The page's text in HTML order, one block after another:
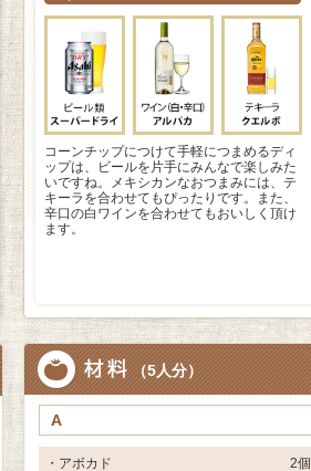
コーンチップにつけて手軽につまめるディ
ップは、ビールを片手にみんなで楽しみた
いですね。メキシカンなおつまみには、テ
キーラを合わせてもぴったりです。また、
辛口の白ワインを合わせてもおいしく頂け
ます。
（5人分）
A
・アボカド 2個